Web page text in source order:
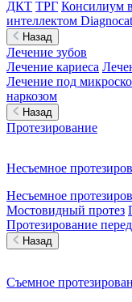
ДКТ ТРГ Консилиум
интеллектом Diagnocat
Назад
Лечение зубов
Лечение кариеса
Лечение под
наркозом
Назад
Протезирование
Несъемное
Несъемное
Мостовидный протез
Протезирование
Назад
Съемное